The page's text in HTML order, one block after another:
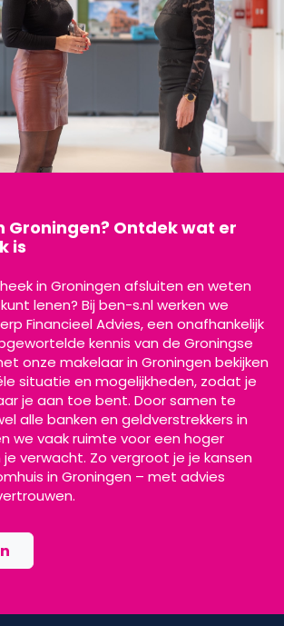
Groningen? Ontdek wat er
is
in Groningen afsluiten en weten
lenen? Bij ben-s.nl werken we
Financieel Advies, een onafhankelijk
kennis van de Groningse
onze makelaar in Groningen bekijken
situatie en mogelijkheden, zodat je
je aan toe bent. Door samen te
alle banken en geldverstrekkers in
we vaak ruimte voor een hoger
verwacht. Zo vergroot je je kansen
in Groningen – met advies